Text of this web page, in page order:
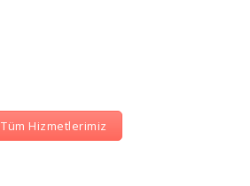
Tüm Hizmetlerimiz